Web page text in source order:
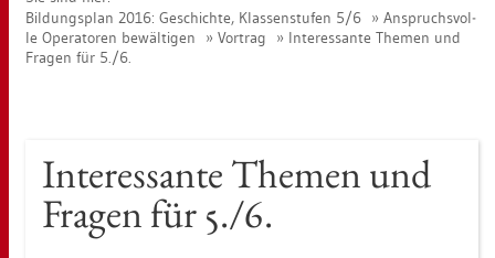
Bil­dungs­plan 2016: Ge­schich­te, Klas­sen­stu­fen 5/6
An­spruchs­vol­
le Ope­ra­to­ren be­wäl­ti­gen
Vor­trag
In­ter­es­san­te The­men und
Fra­gen für 5./6.
In­ter­es­san­te The­men und
Fra­gen für 5./6.